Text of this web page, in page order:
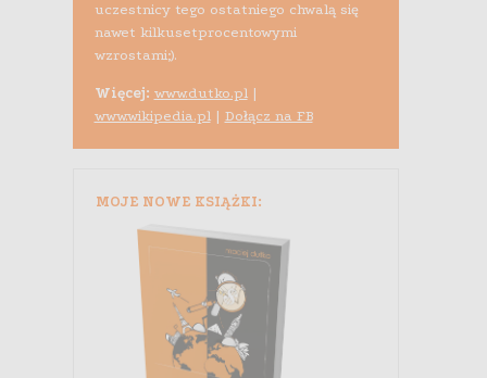
uczestnicy tego ostatniego chwalą się
nawet kilkusetprocentowymi
wzrostami;).
Więcej: www.dutko.pl|
www.wikipedia.pl| Dołącz na FB
MOJE NOWE KSIĄŻKI: